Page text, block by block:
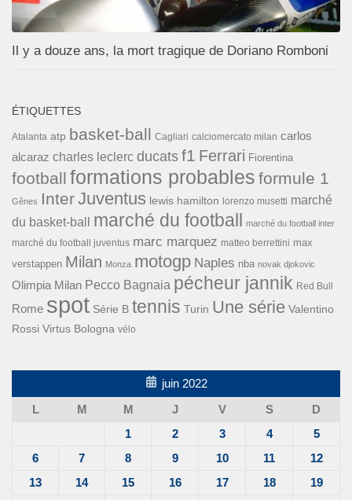
Il y a douze ans, la mort tragique de Doriano Romboni
ÉTIQUETTES
Atalanta atp basket-ball Cagliari calciomercato milan carlos
alcaraz charles leclerc ducats f1 Ferrari Fiorentina
football formations probables formule 1
Gênes InterJuventus lewis hamilton lorenzo musetti marché
du basket-ball
marché du football marché du football inter
marché du football juventus marc marquez matteo berrettini max
verstappen Milan Monza motogp Naples nba novak djokovic
Olimpia Milan Pecco Bagnaia pécheur jannik Red Bull
Rome spot Série B tennis Turin Une série Valentino
Rossi Virtus Bologna vélo
juin 2022
L
M M J V S
D
1
2 3 4
5
6
7 8 9 10 11
12
13
14 15 16 17 18
19